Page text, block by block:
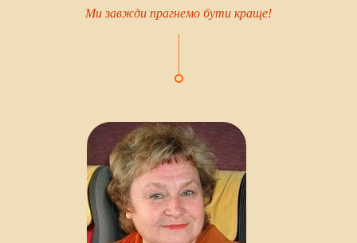
Ми завжди прагнемо бути краще!